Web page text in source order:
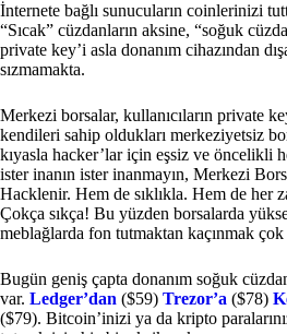
İnternete bağlı sunucuların coinlerinizi
“Sıcak” cüzdanların aksine, “soğuk
private key’i asla donanım cihazından
sızmamakta.
Merkezi borsalar, kullanıcıların private
kendileri sahip oldukları merkeziyetsiz
kıyasla hacker’lar için eşsiz ve öncelikli
ister inanın ister inanmayın, Merkezi
Hacklenir. Hem de sıklıkla. Hem de her
Çokça sıkça! Bu yüzden borsalarda
meblağlarda fon tutmaktan kaçınmak
Bugün geniş çapta donanım soğuk
var. Ledger’dan ($59) Trezor’a ($78)
($79). Bitcoin’inizi ya da kripto